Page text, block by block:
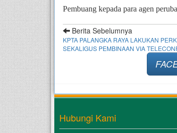
Pembuang kepada para agen
Berita Sebelumnya
KPTA PALANGKA RAYA LAKUKAN
SEKALIGUS PEMBINAAN VIA
Hubungi Kami